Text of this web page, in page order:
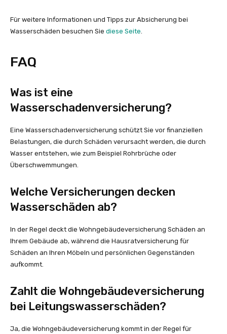
Für weitere Informationen und Tipps zur Absicherung bei
Wasserschäden besuchen Sie diese Seite
FAQ
Was ist eine
Wasserschadenversicherung?
Eine Wasserschadenversicherung schützt Sie vor finanziellen
Belastungen, die durch Schäden verursacht werden, die durch
Wasser entstehen, wie zum Beispiel Rohrbrüche oder
Überschwemmungen.
Welche Versicherungen decken
Wasserschäden ab?
In der Regel deckt die Wohngebäudeversicherung Schäden an
Ihrem Gebäude ab, während die Hausratversicherung für
Schäden an Ihren Möbeln und persönlichen Gegenständen
aufkommt.
Zahlt die Wohngebäudeversicherung
bei Leitungswasserschäden?
Ja, die Wohngebäudeversicherung kommt in der Regel für